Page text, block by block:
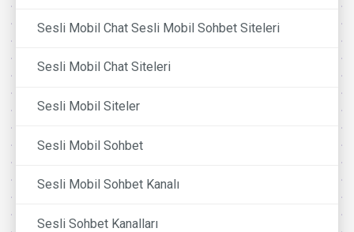
Sesli Mobil Chat Sesli Mobil Sohbet Siteleri
Sesli Mobil Chat Siteleri
Sesli Mobil Siteler
Sesli Mobil Sohbet
Sesli Mobil Sohbet Kanalı
Sesli Sohbet Kanalları